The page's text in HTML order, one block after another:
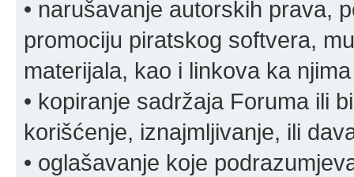
• narušavanje autorskih prava,
promociju piratskog softvera,
materijala, kao i linkova ka njima
• kopiranje sadržaja Foruma ili
korišćenje, iznajmljivanje, ili
• oglašavanje koje